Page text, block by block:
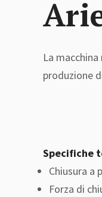
La
produzione
Specifiche
Chiusura a
Forza di